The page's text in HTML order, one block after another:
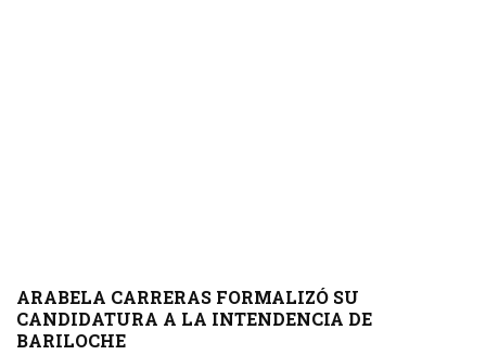
ARABELA CARRERAS FORMALIZÓ SU
CANDIDATURA A LA INTENDENCIA DE
BARILOCHE